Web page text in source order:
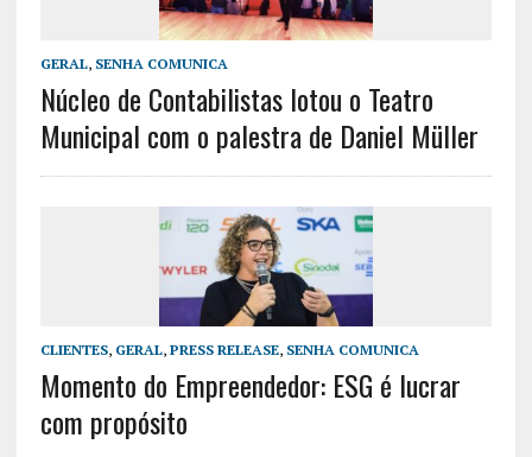
GERAL, SENHA COMUNICA
Núcleo de Contabilistas lotou o Teatro
Municipal com o palestra de Daniel Müller
CLIENTES, GERAL, PRESS RELEASE, SENHA COMUNICA
Momento do Empreendedor: ESG é lucrar
com propósito